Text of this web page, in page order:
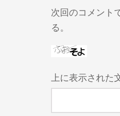
次回のコメント
る。
上に表示された